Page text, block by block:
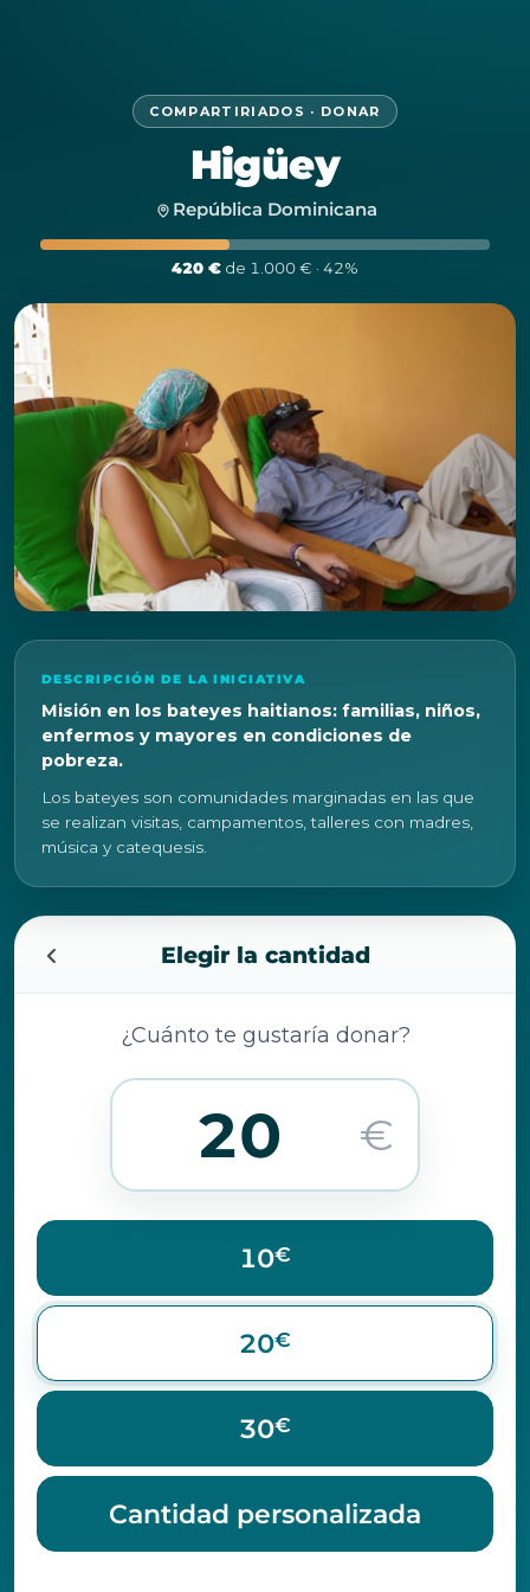
COMPARTIRIADOS · DONAR
Higüey
República Dominicana
420 € de 1.000 € · 42%
DESCRIPCIÓN DE LA INICIATIVA
Misión en los bateyes haitianos: familias, niños,
enfermos y mayores en condiciones de
pobreza.
Los bateyes son comunidades marginadas en las que
se realizan visitas, campamentos, talleres con madres,
música y catequesis.
Elegir la cantidad
¿Cuánto te gustaría donar?
Cantidad
€
10€
20€
30€
Cantidad personalizada